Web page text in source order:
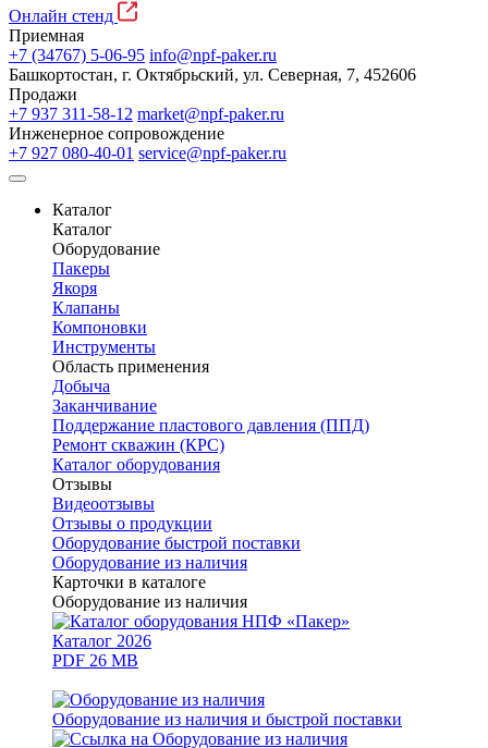
Онлайн стенд
Приемная
+7 (34767) 5-06-95 info@npf-paker.ru
Башкортостан, г. Октябрьский, ул. Северная, 7, 452606
Продажи
+7 937 311-58-12 market@npf-paker.ru
Инженерное сопровождение
+7 927 080-40-01 service@npf-paker.ru
Каталог
Каталог
Оборудование
Пакеры
Якоря
Клапаны
Компоновки
Инструменты
Область применения
Добыча
Заканчивание
Поддержание пластового давления (ППД)
Ремонт скважин (КРС)
Каталог оборудования
Отзывы
Видеоотзывы
Отзывы о продукции
Оборудование быстрой поставки
Оборудование из наличия
Карточки в каталоге
Оборудование из наличия
Каталог 2026
PDF 26 MB
Оборудование из наличия и быстрой поставки